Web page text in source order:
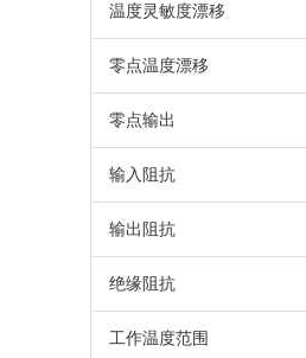
温度灵敏度漂移
零点温度漂移
零点输出
输入阻抗
输出阻抗
绝缘阻抗
工作温度范围